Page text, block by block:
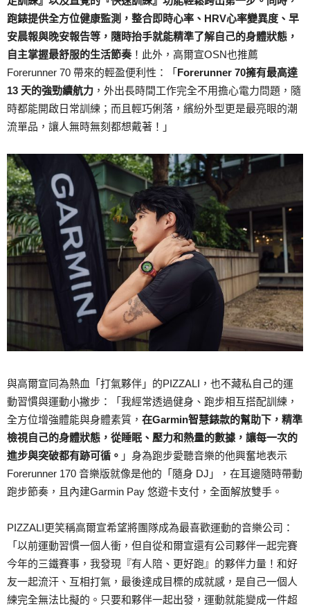
跑錶提供全方位健康監測，整合即時心率、HRV心率變異度、早
安晨報與晚安報告等，隨時抬手就能精準了解自己的身體狀態，
自主掌握最舒服的生活節奏！此外，高爾宣OSN也推薦
Forerunner 70 帶來的輕盈便利性：「 Forerunner 70擁有最高達
13 天的強勁續航力 ，外出長時間工作完全不用擔心電力問題，隨
時都能開啟日常訓練；而且輕巧俐落，繽紛外型更是最亮眼的潮
流單品，讓人無時無刻都想戴著！」
與高爾宣同為熱血「打氣夥伴」的PIZZALI，也不藏私自己的運
動習慣與運動小撇步：「我經常透過健身、跑步相互搭配訓練，
全方位增強體能與身體素質， 在Garmin智慧錶款的幫助下，精準
檢視自己的身體狀態，從睡眠、壓力和熱量的數據，讓每一次的
進步與突破都有跡可循。 」身為跑步愛聽音樂的他興奮地表示
Forerunner 170 音樂版就像是他的「隨身 DJ」，在耳邊隨時帶動
跑步節奏，且內建Garmin Pay 悠遊卡支付，全面解放雙手。
PIZZALI更笑稱高爾宣希望將團隊成為最喜歡運動的音樂公司：
「以前運動習慣一個人衝，但自從和爾宣還有公司夥伴一起完賽
今年的三鐵賽事，我發現『有人陪、更好跑』的夥伴力量！和好
友一起流汗、互相打氣，最後達成目標的成就感，是自己一個人
練完全無法比擬的。只要和夥伴一起出發，運動就能變成一件超